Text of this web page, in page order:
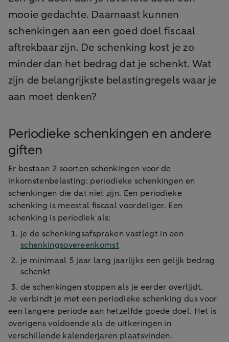
mooie gedachte. Daarnaast kunnen
schenkingen aan een goed doel fiscaal
aftrekbaar zijn. De schenking kost je zo
minder dan het bedrag dat je schenkt. Wat
zijn de belangrijkste belastingregels waar je
aan moet denken?
Periodieke schenkingen en andere
giften
Er bestaan 2 soorten schenkingen voor de
inkomstenbelasting: periodieke schenkingen en
schenkingen die dat niet zijn. Een periodieke
schenking is meestal fiscaal voordeliger. Een
schenking is periodiek als:
je de schenkingsafspraken vastlegt in een
schenkingsovereenkomst
je minimaal 5 jaar lang jaarlijks een gelijk bedrag
schenkt
de schenkingen stoppen als je eerder overlijdt.
Je verbindt je met een periodieke schenking dus voor
een langere periode aan hetzelfde goede doel. Het is
overigens voldoende als de uitkeringen in
verschillende kalenderjaren plaatsvinden.